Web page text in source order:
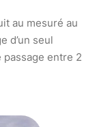
au mesuré au
d’un seul
entre 2